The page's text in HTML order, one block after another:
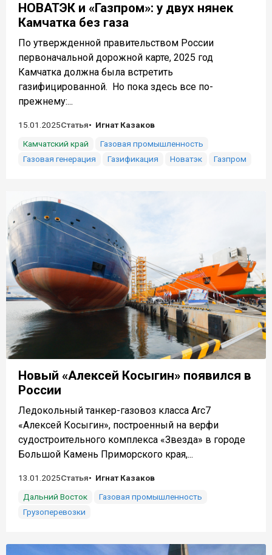
НОВАТЭК и «Газпром»: у двух нянек
Камчатка без газа
По утвержденной правительством России
первоначальной дорожной карте, 2025 год
Камчатка должна была встретить
газифицированной. Но пока здесь все по-
прежнему:...
15.01.2025Статья
Игнат Казаков
Камчатский край
Газовая промышленность
Газовая генерация
Газификация Новатэк Газпром
Новый «Алексей Косыгин» появился в
России
Ледокольный танкер-газовоз класса Arc7
«Алексей Косыгин», построенный на верфи
судостроительного комплекса «Звезда» в городе
Большой Камень Приморского края,...
13.01.2025Статья
Игнат Казаков
Дальний Восток
Газовая промышленность
Грузоперевозки